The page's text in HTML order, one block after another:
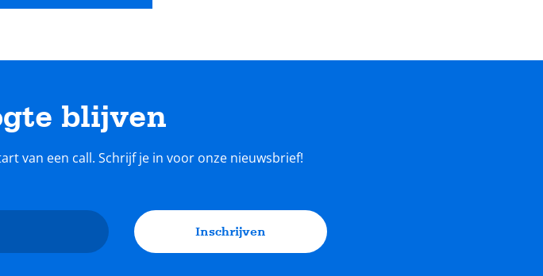
blijven
van een call. Schrijf je in voor onze nieuwsbrief!
Inschrijven